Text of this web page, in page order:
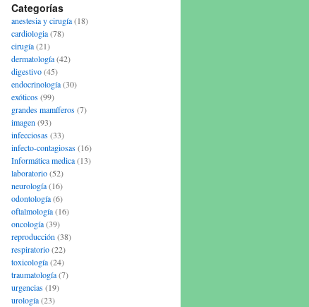
Categorías
anestesia y cirugía(18)
cardiologia(78)
cirugía(21)
dermatología(42)
digestivo(45)
endocrinología(30)
exóticos(99)
grandes mamíferos(7)
imagen (93)
infecciosas(33)
infecto-contagiosas(16)
Informática medica(13)
laboratorio(52)
neurología(16)
odontología(6)
oftalmología(16)
oncología(39)
reproducción (38)
respiratorio(22)
toxicología(24)
traumatología(7)
urgencias(19)
urología(23)